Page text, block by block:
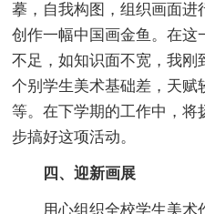
摹，自我构图，组织画面进
创作一幅中国画金鱼。在
不足，如知识面不宽，我刚
个别学生美术基础差，天赋
等。在下学期的工作中，将
步搞好这项活动。
四、迎新画展
用心组织全校学生美术